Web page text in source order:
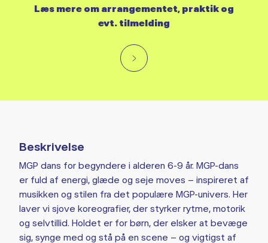
Beskrivelse
MGP dans for begyndere i alderen 6-9 år. MGP-dans
er fuld af energi, glæde og seje moves – inspireret af
musikken og stilen fra det populære MGP-univers. Her
laver vi sjove koreografier, der styrker rytme, motorik
og selvtillid. Holdet er for børn, der elsker at bevæge
sig, synge med og stå på en scene – og vigtigst af
Læs mere om arrangementet, praktik og
evt. tilmelding